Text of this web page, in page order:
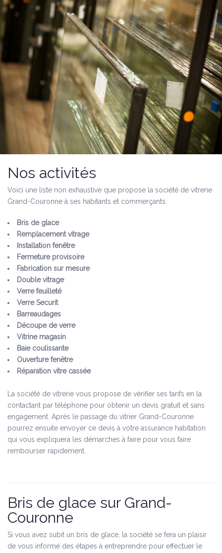
Nos activités
Voici une liste non exhaustive que propose la société de vitrerie
Grand-Couronne à ses habitants et commerçants:
Bris de glace
Remplacement vitrage
Installation fenêtre
Fermeture provisoire
Fabrication sur mesure
Double vitrage
Verre feuilleté
Verre Securit
Barreaudages
Découpe de verre
Vitrine magasin
Baie coulissante
Ouverture fenêtre
Réparation vitre cassée
La société de vitrerie vous propose de vérifier ses tarifs en la
contactant par téléphone pour obtenir un devis gratuit et sans
engagement. Après le passage du vitrier Grand-Couronne
pourrez ensuite envoyer ce devis à votre assurance habitation
qui vous expliquera les démarches à faire pour vous faire
rembourser rapidement.
Bris de glace sur Grand-
Couronne
Si vous avez subit un bris de glace, la société se fera un plaisir
de vous informé des étapes à entreprendre pour effectuer le